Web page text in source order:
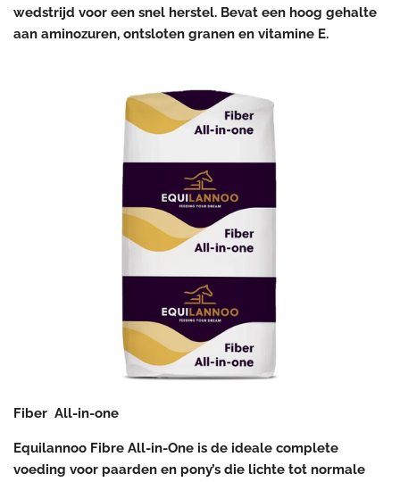
wedstrijd voor een snel herstel. Bevat een hoog gehalte
aan aminozuren, ontsloten granen en vitamine E.
Fiber All-in-one
Equilannoo Fibre All-in-One is de ideale complete
voeding voor paarden en pony’s die lichte tot normale